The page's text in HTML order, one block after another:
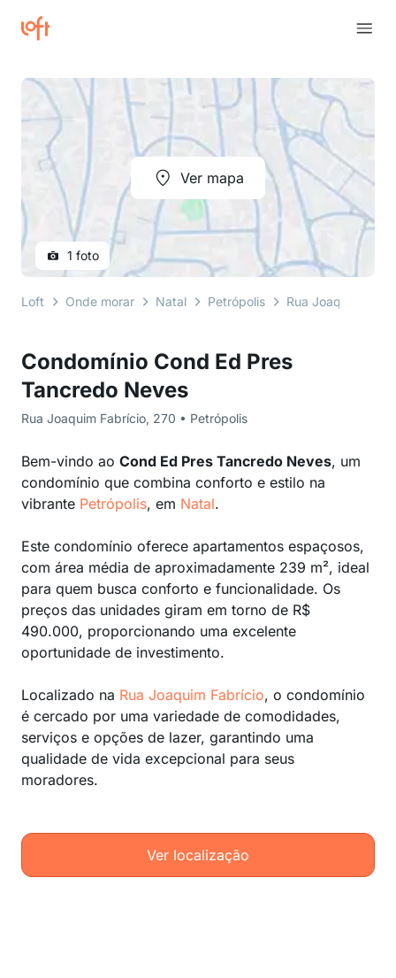
Condomínio Cond Ed Pres
Tancredo Neves
Rua Joaquim Fabrício, 270 • Petrópolis
Bem-vindo ao Cond Ed Pres Tancredo Neves, um
condomínio que combina conforto e estilo na
vibrante Petrópolis, em Natal.
Este condomínio oferece apartamentos espaçosos,
com área média de aproximadamente 239 m², ideal
para quem busca conforto e funcionalidade. Os
preços das unidades giram em torno de R$
490.000, proporcionando uma excelente
oportunidade de investimento.
Localizado na Rua Joaquim Fabrício, o condomínio
é cercado por uma variedade de comodidades,
serviços e opções de lazer, garantindo uma
qualidade de vida excepcional para seus
moradores.
Ver localização
Ver mapa
1 foto
Loft Onde morar Natal Petrópolis Rua Joaquim